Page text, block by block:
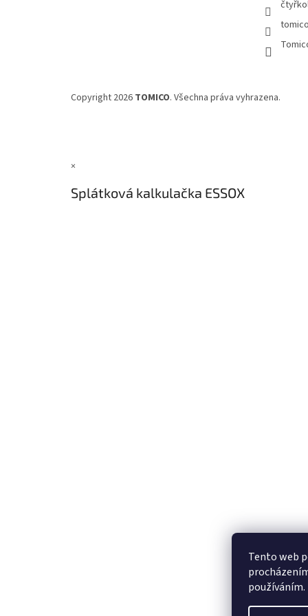
Tento web
používáním.
Copyright 2026 TOMICO. Všechna práva vyhrazena.
×
Splátková kalkulačka ESSOX